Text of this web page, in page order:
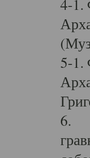
4-1.
5-1.
6.